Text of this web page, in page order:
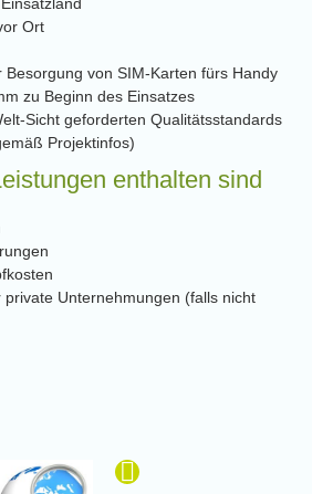
Ort
von SIM-Karten fürs Handy
zu Beginn des Einsatzes
Sicht geforderten Qualitätsstandards
Projektinfos)
enthalten sind
Unternehmungen (falls nicht